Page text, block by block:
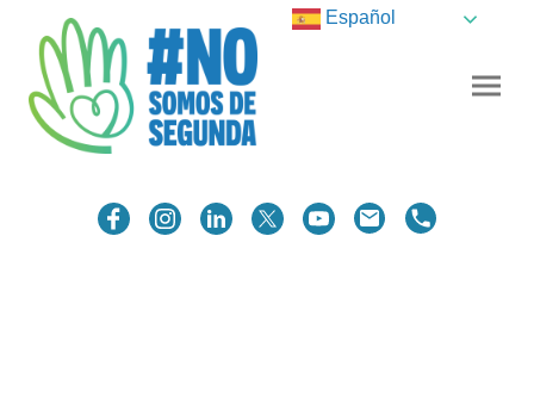
Español